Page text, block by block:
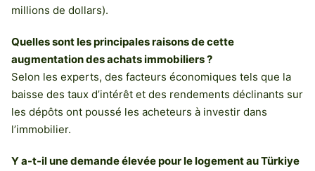
millions de dollars).
Quelles sont les principales raisons de cette
augmentation des achats immobiliers ?
Selon les experts, des facteurs économiques tels que la
baisse des taux d’intérêt et des rendements déclinants sur
les dépôts ont poussé les acheteurs à investir dans
l’immobilier.
Y a-t-il une demande élevée pour le logement au Türkiye